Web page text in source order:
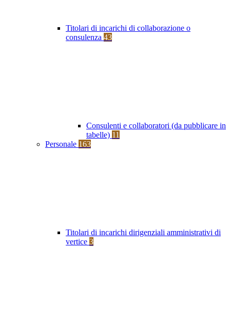
Titolari di incarichi di collaborazione o
consulenza 43
Consulenti e collaboratori (da pubblicare in
tabelle) 11
Personale 163
Titolari di incarichi dirigenziali amministrativi di
vertice 3